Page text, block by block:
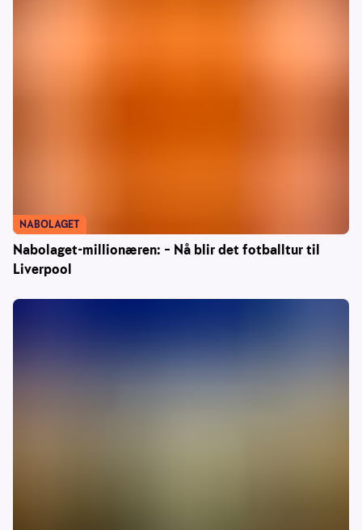
Nabolaget-millionæren: – Nå blir det fotballtur til
Liverpool
NABOLAGET